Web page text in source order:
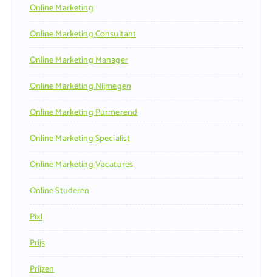
Online Marketing
Online Marketing Consultant
Online Marketing Manager
Online Marketing Nijmegen
Online Marketing Purmerend
Online Marketing Specialist
Online Marketing Vacatures
Online Studeren
Pixl
Prijs
Prijzen